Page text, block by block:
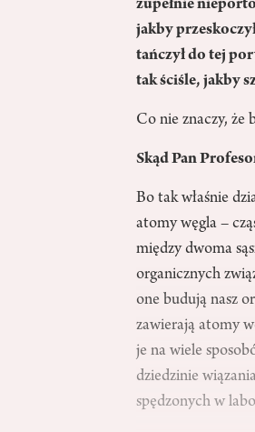
zupełnie
jakby
tańczył do tej
tak ściśle, jakby
Co nie znaczy, że
Skąd Pan
Bo tak właśnie
atomy węgla –
między dwoma
organicznych
one budują nasz
zawierają atomy
je na wiele
dziedzinie
spędzonych w